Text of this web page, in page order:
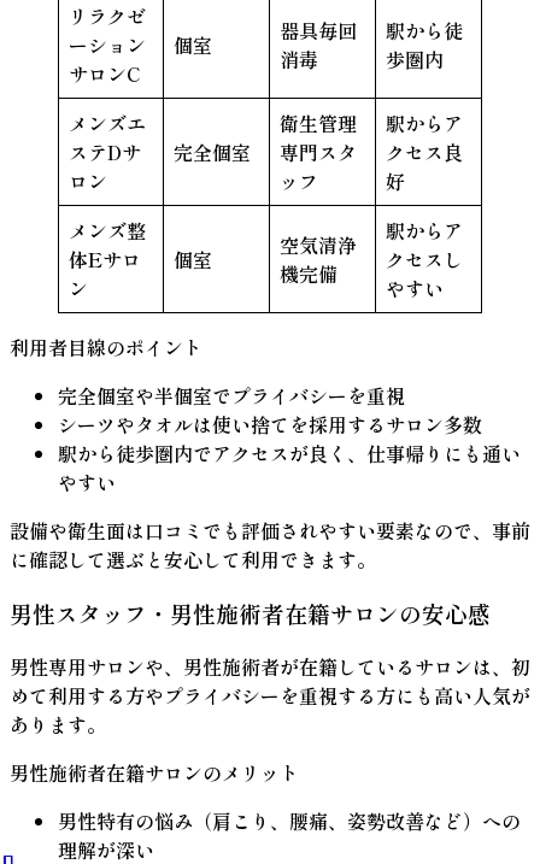
リラクゼ
ーション
サロンC
個室
器具毎回
消毒
駅から徒
歩圏内
メンズエ
ステDサ
ロン
完全個室
衛生管理
専門スタ
ッフ
駅からア
クセス良
好
メンズ整
体Eサロ
ン
個室
空気清浄
機完備
駅からア
クセスし
やすい
利用者目線のポイント
完全個室や半個室でプライバシーを重視
シーツやタオルは使い捨て を採用するサロン多数
駅から徒歩圏内でアクセスが良く、仕事帰りにも通い
やすい
設備や衛生面は口コミでも評価されやすい要素なので、事前
に確認して選ぶと安心して利用できます。
男性スタッフ・男性施術者在籍サロンの安心感
男性専用サロンや、男性施術者が在籍しているサロンは、初
めて利用する方やプライバシーを重視する方にも高い人気が
あります。
男性施術者在籍サロンのメリット
男性特有の悩み （肩こり、腰痛、姿勢改善など）への
理解が深い